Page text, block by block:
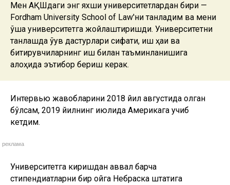
Мен АҚШдаги энг яхши университетлардан бири —
Fordham University School of Law'ни танладим ва мени
ўша университетга жойлаштиришди. Университетни
танлашда ўқув дастурлари сифати, иш ҳақи ва
битирувчиларнинг иш билан таъминланишига
алоҳида эътибор бериш керак.
Интервью жавобларини 2018 йил августида олган
бўлсам, 2019 йилнинг июлида Америкага учиб
кетдим.
реклама
Университетга киришдан аввал барча
стипендиатларни бир ойга Небраска штатига